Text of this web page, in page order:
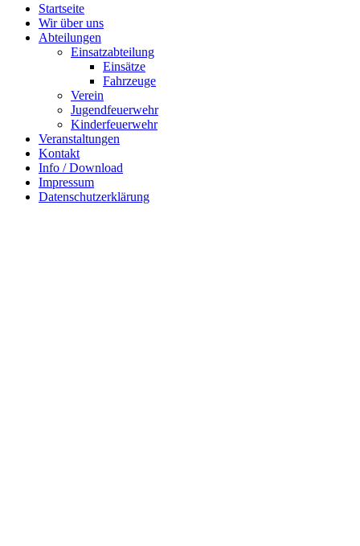
Startseite
Wir über uns
Abteilungen
Einsatzabteilung
Einsätze
Fahrzeuge
Verein
Jugendfeuerwehr
Kinderfeuerwehr
Veranstaltungen
Kontakt
Info / Download
Impressum
Datenschutzerklärung